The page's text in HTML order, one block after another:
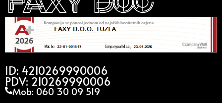
ID: 4210269990006
PDV: 210269990006
Mob: 060 30 09 519